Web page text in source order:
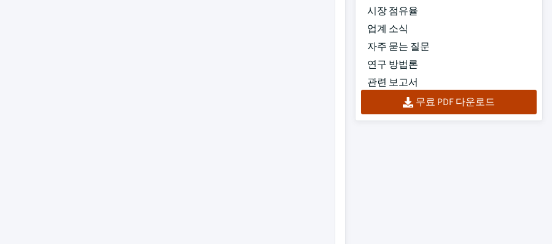
시장 점유율
업계 소식
자주 묻는 질문
연구 방법론
관련 보고서
무료 PDF 다운로드